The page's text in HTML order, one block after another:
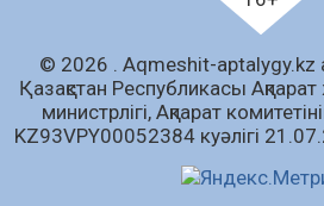
«Дауыс беру учаскесін қалай
07.08.2026
Барлық
© 2026 . Аqmeshit-aptalygy.kz
Қазақстан Республикасы
министрлігі, Ақпарат
KZ93VPY00052384 куәлігі